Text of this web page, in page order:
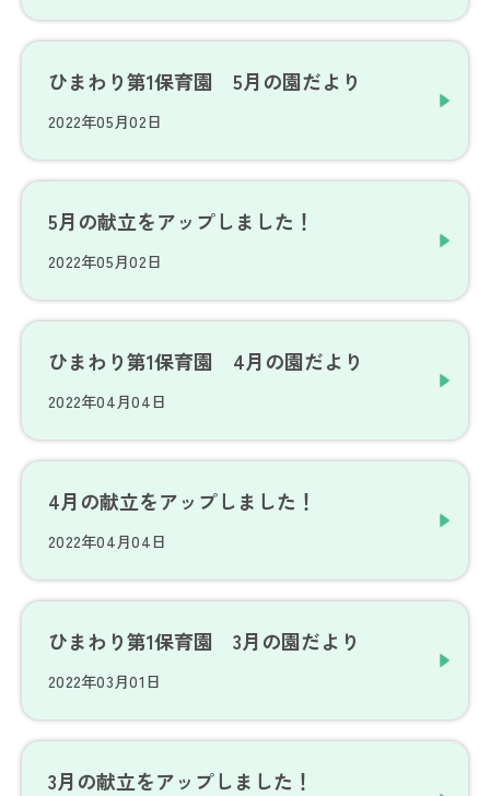
ひまわり第1保育園 5月の園だより
2022年05月02日
5月の献立をアップしました！
2022年05月02日
ひまわり第1保育園 4月の園だより
2022年04月04日
4月の献立をアップしました！
2022年04月04日
ひまわり第1保育園 3月の園だより
2022年03月01日
3月の献立をアップしました！